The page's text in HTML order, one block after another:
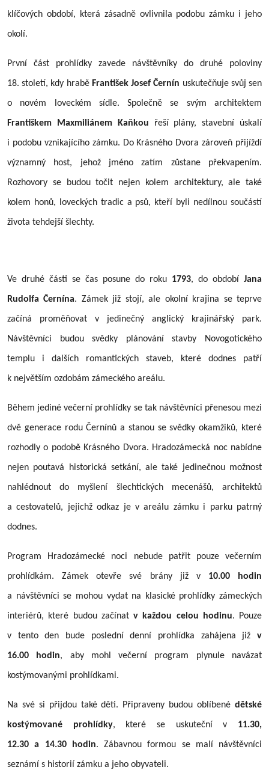
klíčových období, která zásadně ovlivnila podobu zámku i jeho
okolí.
První část prohlídky zavede návštěvníky do druhé poloviny
18. století, kdy hrabě František Josef Černín uskutečňuje svůj sen
o novém loveckém sídle. Společně se svým architektem
Františkem Maxmiliánem Kaňkou řeší plány, stavební úskalí
i podobu vznikajícího zámku. Do Krásného Dvora zároveň přijíždí
významný host, jehož jméno zatím zůstane překvapením.
Rozhovory se budou točit nejen kolem architektury, ale také
kolem honů, loveckých tradic a psů, kteří byli nedílnou součástí
života tehdejší šlechty.
Ve druhé části se čas posune do roku 1793, do období Jana
Rudolfa Černína. Zámek již stojí, ale okolní krajina se teprve
začíná proměňovat v jedinečný anglický krajinářský park.
Návštěvníci budou svědky plánování stavby Novogotického
templu i dalších romantických staveb, které dodnes patří
k největším ozdobám zámeckého areálu.
Během jediné večerní prohlídky se tak návštěvníci přenesou mezi
dvě generace rodu Černínů a stanou se svědky okamžiků, které
rozhodly o podobě Krásného Dvora. Hradozámecká noc nabídne
nejen poutavá historická setkání, ale také jedinečnou možnost
nahlédnout do myšlení šlechtických mecenášů, architektů
a cestovatelů, jejichž odkaz je v areálu zámku i parku patrný
dodnes.
Program Hradozámecké noci nebude patřit pouze večerním
prohlídkám. Zámek otevře své brány již v 10.00 hodin
a návštěvníci se mohou vydat na klasické prohlídky zámeckých
interiérů, které budou začínat v každou celou hodinu. Pouze
v tento den bude poslední denní prohlídka zahájena již v
16.00 hodin, aby mohl večerní program plynule navázat
kostýmovanými prohlídkami.
Na své si přijdou také děti. Připraveny budou oblíbené dětské
kostýmované prohlídky, které se uskuteční v 11.30,
12.30 a 14.30 hodin. Zábavnou formou se malí návštěvníci
seznámí s historií zámku a jeho obyvateli.